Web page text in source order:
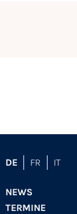
DE FR IT
NEWS
TERMINE